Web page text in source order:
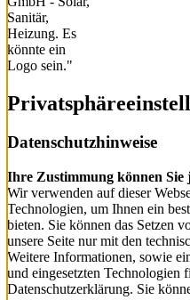
Datenschutzhinweise
Ihre Zustimmung können
Wir verwenden auf dieser
Technologien, um Ihnen ein
bieten. Sie können das Setzen
unsere Seite nur mit den
Weitere Informationen, sowie
und eingesetzten Technologien
Datenschutzerklärung. Sie